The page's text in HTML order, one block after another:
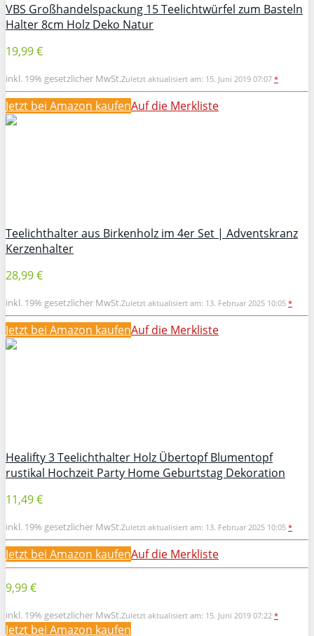
VBS Großhandelspackung 15 Teelichtwürfel zum Basteln
Halter 8cm Holz Deko Natur
19,99 €
inkl. 19% gesetzlicher MwSt.Zuletzt aktualisiert am: 15. Juni 2019 07:07 *
Jetzt bei Amazon kaufenAuf die Merkliste
Teelichthalter aus Birkenholz im 4er Set | Adventskranz
Kerzenhalter
28,99 €
inkl. 19% gesetzlicher MwSt.Zuletzt aktualisiert am: 13. Februar 2025 10:05 *
Jetzt bei Amazon kaufenAuf die Merkliste
Healifty 3 Teelichthalter Holz Übertopf Blumentopf
rustikal Hochzeit Party Home Geburtstag Dekoration
11,49 €
inkl. 19% gesetzlicher MwSt.Zuletzt aktualisiert am: 13. Februar 2025 10:05 *
Jetzt bei Amazon kaufenAuf die Merkliste
9,99 €
inkl. 19% gesetzlicher MwSt.Zuletzt aktualisiert am: 15. Juni 2019 07:22 *
Jetzt bei Amazon kaufen